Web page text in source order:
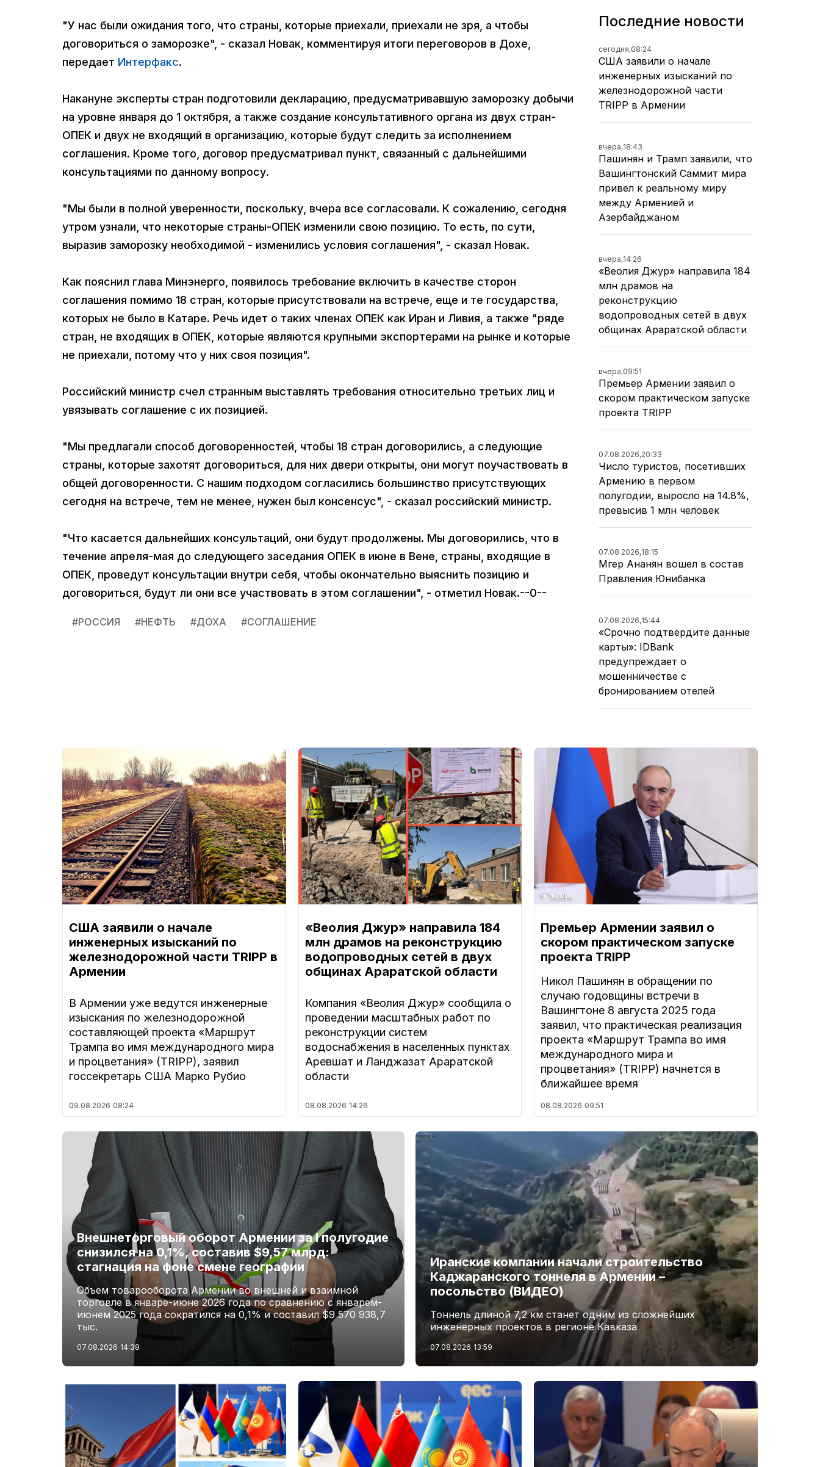
"У нас были ожидания того, что страны, которые приехали, приехали не зря, а чтобы
договориться о заморозке", - сказал Новак, комментируя итоги переговоров в Дохе,
передает Интерфакс.
Накануне эксперты стран подготовили декларацию, предусматривавшую заморозку добычи
на уровне января до 1 октября, а также создание консультативного органа из двух стран-
ОПЕК и двух не входящий в организацию, которые будут следить за исполнением
соглашения. Кроме того, договор предусматривал пункт, связанный с дальнейшими
консультациями по данному вопросу.
"Мы были в полной уверенности, поскольку, вчера все согласовали. К сожалению, сегодня
утром узнали, что некоторые страны-ОПЕК изменили свою позицию. То есть, по сути,
выразив заморозку необходимой - изменились условия соглашения", - сказал Новак.
Как пояснил глава Минэнерго, появилось требование включить в качестве сторон
соглашения помимо 18 стран, которые присутствовали на встрече, еще и те государства,
которых не было в Катаре. Речь идет о таких членах ОПЕК как Иран и Ливия, а также "ряде
стран, не входящих в ОПЕК, которые являются крупными экспортерами на рынке и которые
не приехали, потому что у них своя позиция".
Российский министр счел странным выставлять требования относительно третьих лиц и
увязывать соглашение с их позицией.
"Мы предлагали способ договоренностей, чтобы 18 стран договорились, а следующие
страны, которые захотят договориться, для них двери открыты, они могут поучаствовать в
общей договоренности. С нашим подходом согласились большинство присутствующих
сегодня на встрече, тем не менее, нужен был консенсус", - сказал российский министр.
"Что касается дальнейших консультаций, они будут продолжены. Мы договорились, что в
течение апреля-мая до следующего заседания ОПЕК в июне в Вене, страны, входящие в
ОПЕК, проведут консультации внутри себя, чтобы окончательно выяснить позицию и
договориться, будут ли они все участвовать в этом соглашении", - отметил Новак.--0--
#РОССИЯ #НЕФТЬ #ДОХА #СОГЛАШЕНИЕ
Последние новости
сегодня,08:24
США заявили о начале
инженерных изысканий по
железнодорожной части
TRIPP в Армении
вчера,18:43
Пашинян и Трамп заявили, что
Вашингтонский Саммит мира
привел к реальному миру
между Арменией и
Азербайджаном
вчера,14:26
«Веолия Джур» направила 184
млн драмов на
реконструкцию
водопроводных сетей в двух
общинах Араратской области
вчера,09:51
Премьер Армении заявил о
скором практическом запуске
проекта TRIPP
07.08.2026,20:33
Число туристов, посетивших
Армению в первом
полугодии, выросло на 14.8%,
превысив 1 млн человек
07.08.2026,18:15
Мгер Ананян вошел в состав
Правления Юнибанка
07.08.2026,15:44
«Срочно подтвердите данные
карты»: IDBank
предупреждает о
мошенничестве с
бронированием отелей
США заявили о начале
инженерных изысканий по
железнодорожной части TRIPP в
Армении
В Армении уже ведутся инженерные
изыскания по железнодорожной
составляющей проекта «Маршрут
Трампа во имя международного мира
и процветания» (TRIPP), заявил
госсекретарь США Марко Рубио
09.08.2026 08:24
«Веолия Джур» направила 184
млн драмов на реконструкцию
водопроводных сетей в двух
общинах Араратской области
Компания «Веолия Джур» сообщила о
проведении масштабных работ по
реконструкции систем
водоснабжения в населенных пунктах
Аревшат и Ланджазат Араратской
области
08.08.2026 14:26
Премьер Армении заявил о
скором практическом запуске
проекта TRIPP
Никол Пашинян в обращении по
случаю годовщины встречи в
Вашингтоне 8 августа 2025 года
заявил, что практическая реализация
проекта «Маршрут Трампа во имя
международного мира и
процветания» (TRIPP) начнется в
ближайшее время
08.08.2026 09:51
Внешнеторговый оборот Армении за I полугодие
снизился на 0,1%, составив $9,57 млрд:
стагнация на фоне смене географии
Объем товарооборота Армении во внешней и взаимной
торговле в январе-июне 2026 года по сравнению с январем-
июнем 2025 года сократился на 0,1% и составил $9 570 938,7
тыс.
07.08.2026 14:38
Иранские компании начали строительство
Каджаранского тоннеля в Армении –
посольство (ВИДЕО)
Тоннель длиной 7,2 км станет одним из сложнейших
инженерных проектов в регионе Кавказа
07.08.2026 13:59